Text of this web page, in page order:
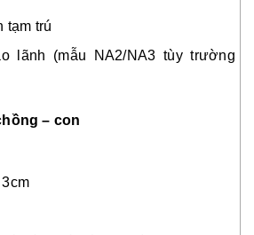
tạm trú
lãnh (mẫu NA2/NA3 tùy trường
– con